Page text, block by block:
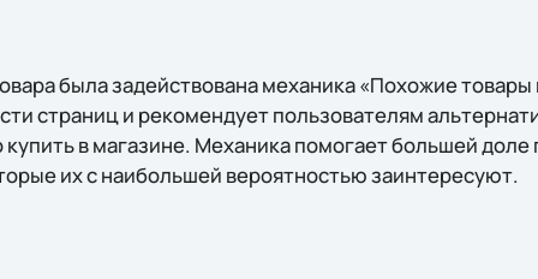
была задействована механика «Похожие товары
страниц и рекомендует пользователям
в магазине. Механика помогает большей доле
их с наибольшей вероятностью заинтересуют.